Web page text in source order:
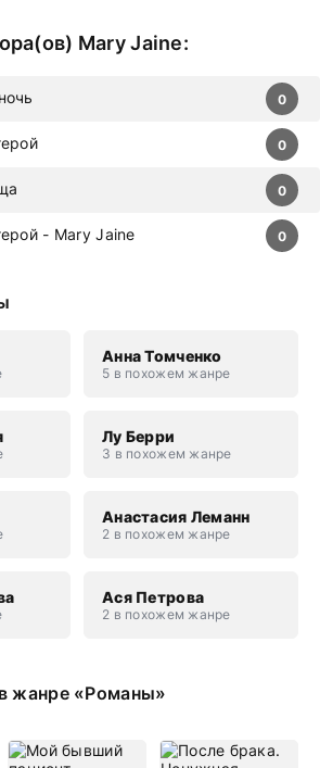
Mary Jaine:
- Mary Jaine 0
0
0
0
Анна Томченко
5 в похожем жанре
Лу Берри
3 в похожем жанре
Анастасия Леманн
2 в похожем жанре
Ася Петрова
2 в похожем жанре
жанре «Романы»